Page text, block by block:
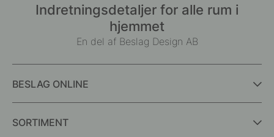
Indretningsdetaljer for alle rum i
hjemmet
En del af Beslag Design AB
BESLAG ONLINE
SORTIMENT